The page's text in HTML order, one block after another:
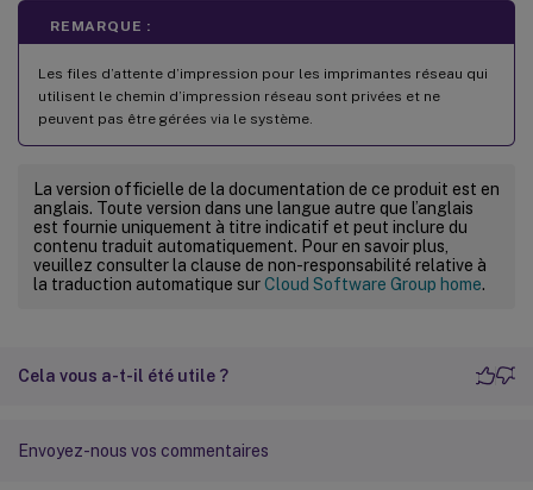
REMARQUE :
Les files d’attente d’impression pour les imprimantes réseau qui
utilisent le chemin d’impression réseau sont privées et ne
peuvent pas être gérées via le système.
La version officielle de la documentation de ce produit est en
anglais. Toute version dans une langue autre que l’anglais
est fournie uniquement à titre indicatif et peut inclure du
contenu traduit automatiquement. Pour en savoir plus,
veuillez consulter la clause de non-responsabilité relative à
la traduction automatique surCloud Software Group home.
Cela vous a-t-il été utile ?
Envoyez-nous vos commentaires